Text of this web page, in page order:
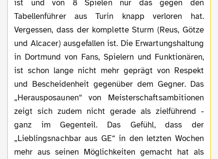
ist und von 8 Spielen nur das gegen den
Tabellenführer aus Turin knapp verloren hat.
Vergessen, dass der komplette Sturm (Reus, Götze
und Alcacer) ausgefallen ist. Die Erwartungshaltung
in Dortmund von Fans, Spielern und Funktionären,
ist schon lange nicht mehr geprägt von Respekt
und Bescheidenheit gegenüber dem Gegner. Das
„Herausposaunen“ von Meisterschaftsambitionen
zeigt sich zudem nicht gerade als zielführend -
ganz im Gegenteil. Das Gefühl, dass der
„Lieblingsnachbar aus GE“ in den letzten Wochen
mehr aus seinen Möglichkeiten gemacht hat als